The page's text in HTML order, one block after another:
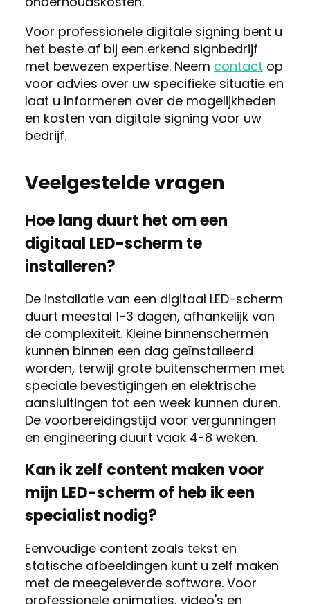
Voor professionele digitale signing bent u
het beste af bij een erkend signbedrijf
met bewezen expertise. Neem contact op
voor advies over uw specifieke situatie en
laat u informeren over de mogelijkheden
en kosten van digitale signing voor uw
bedrijf.
Veelgestelde vragen
Hoe lang duurt het om een
digitaal LED-scherm te
installeren?
De installatie van een digitaal LED-scherm
duurt meestal 1-3 dagen, afhankelijk van
de complexiteit. Kleine binnenschermen
kunnen binnen een dag geïnstalleerd
worden, terwijl grote buitenschermen met
speciale bevestigingen en elektrische
aansluitingen tot een week kunnen duren.
De voorbereidingstijd voor vergunningen
en engineering duurt vaak 4-8 weken.
Kan ik zelf content maken voor
mijn LED-scherm of heb ik een
specialist nodig?
Eenvoudige content zoals tekst en
statische afbeeldingen kunt u zelf maken
met de meegeleverde software. Voor
professionele animaties, video's en